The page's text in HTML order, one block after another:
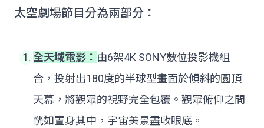
太空劇場節目分為兩部分：
全天域電影： 由6架4K SONY數位投影機組
合，投射出180度的半球型畫面於傾斜的圓頂
天幕，將觀眾的視野完全包覆。觀眾俯仰之間
恍如置身其中，宇宙美景盡收眼底。